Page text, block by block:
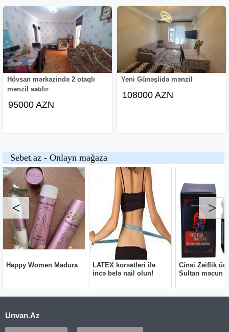
Hövsan mərkəzində 2 otaqlı
mənzil satılır
95000 AZN
Yeni Günəşlidə mənzil
108000 AZN
Unvan.Az